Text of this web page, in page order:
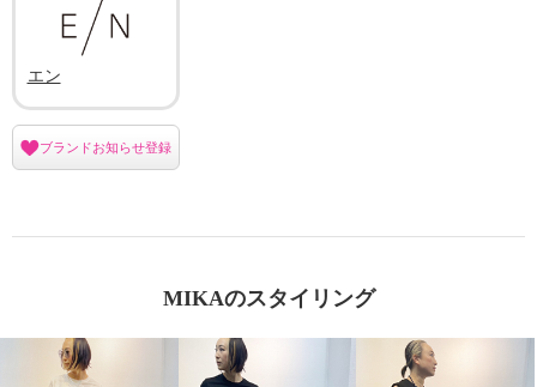
エン
ブランドお知らせ登録
MIKAのスタイリング